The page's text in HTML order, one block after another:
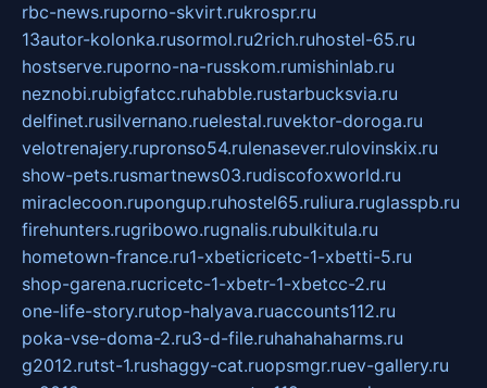
rbc-news.ruporno-skvirt.rukrospr.ru
13autor-kolonka.rusormol.ru2rich.ruhostel-65.ru
hostserve.ruporno-na-russkom.rumishinlab.ru
neznobi.rubigfatcc.ruhabble.rustarbucksvia.ru
delfinet.rusilvernano.ruelestal.ruvektor-doroga.ru
velotrenajery.rupronso54.rulenasever.rulovinskix.ru
show-pets.rusmartnews03.rudiscofoxworld.ru
miraclecoon.rupongup.ruhostel65.ruliura.ruglasspb.ru
firehunters.rugribowo.rugnalis.rubulkitula.ru
hometown-france.ru1-xbeticricetc-1-xbetti-5.ru
shop-garena.rucricetc-1-xbetr-1-xbetcc-2.ru
one-life-story.rutop-halyava.ruaccounts112.ru
poka-vse-doma-2.ru3-d-file.ruhahahaharms.ru
g2012.rutst-1.rushaggy-cat.ruopsmgr.ruev-gallery.ru